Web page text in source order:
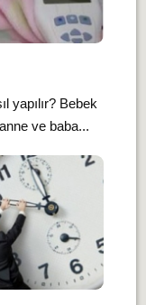
yapılır? Bebek
ve baba...